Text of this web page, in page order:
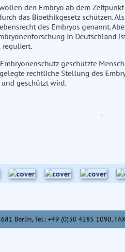
den Embryo ab dem
das Bioethikgesetz schützen.
des Embryos genannt.
in Deutschland
reguliert.
geschützte
rechtliche Stellung des
geschützt wird.
Berlin, Tel.: +49 (0)30 4285 1090,